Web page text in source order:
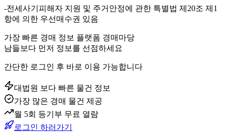
-전세사기피해자 지원 및 주거안정에 관한 특별법 제20조 제1
항에 의한 우선매수권 있음
가장 빠른 경매 정보 플랫폼 경매마당
남들보다 먼저 정보를 선점하세요
간단한 로그인 후 바로 이용 가능합니다
대법원 보다 빠른 물건 정보
가장 많은 경매 물건 제공
월 5회 등기부 무료 열람
로그인 하러가기